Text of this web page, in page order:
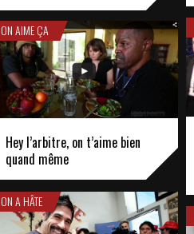
ON AIME ÇA
Hey l’arbitre, on t’aime bien
quand même
ON A HÂTE